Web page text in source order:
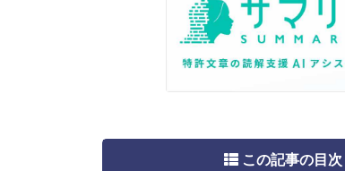
この記事の目次